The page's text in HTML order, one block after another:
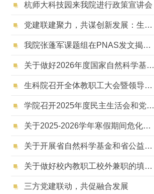
杭师大科技园来我院进行政策宣讲会
党建联建聚力，共谋创新发展：生科院2025年度课题组工作总结会走进科技园
我院张蓬军课题组在PNAS发文揭示番茄防御烟粉虱及其传带双生病毒的新机制
关于做好2026年度国家自然科学基金项目申报工作的通知
生科院召开全体教职工大会暨领导班子和干部年度述职测评会
学院召开2025年度民主生活会和党风廉政建设情况分析会
关于2025-2026学年寒假期间危化品室暂停开放领用的通知
关于开展省自然科学基金和省公益技术应用研究在研项目2025年度进展报告填报工作的通知
关于做好校内教职工校外兼职的填报通知
三方党建联动，共促融合发展